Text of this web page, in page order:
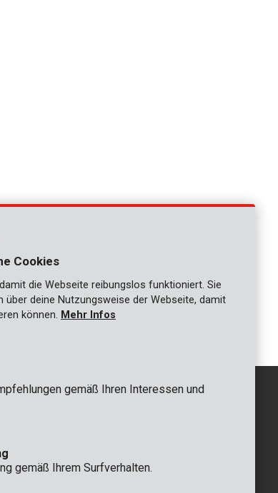
+32 (0)3 292 92 92
Cookies
die Webseite reibungslos funktioniert. Sie
deine Nutzungsweise der Webseite, damit
können. Mehr Infos
gemäß Ihren Interessen und
gemäß Ihrem Surfverhalten.